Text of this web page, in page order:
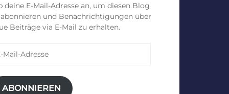
deine E-Mail-Adresse an, um diesen Blog
und Benachrichtigungen über
Beiträge via E-Mail zu erhalten.
ABONNIEREN